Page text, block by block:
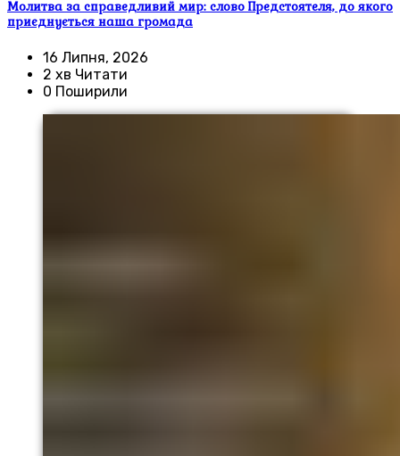
Молитва за справедливий мир: слово Предстоятеля, до якого
приєднується наша громада
16 Липня, 2026
2 хв Читати
0 Поширили